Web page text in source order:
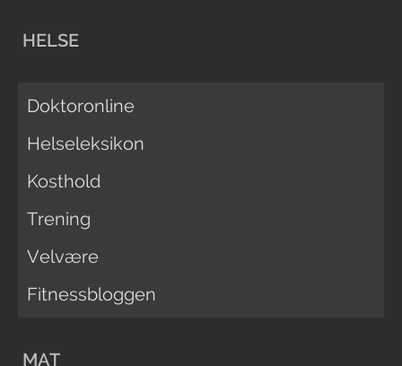
HELSE
Doktoronline
Helseleksikon
Kosthold
Trening
Velvære
Fitnessbloggen
MAT